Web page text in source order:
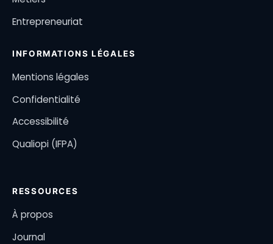
Entrepreneuriat
INFORMATIONS LÉGALES
Mentions légales
Confidentialité
Accessibilité
Qualiopi (IFPA)
RESSOURCES
À propos
Journal